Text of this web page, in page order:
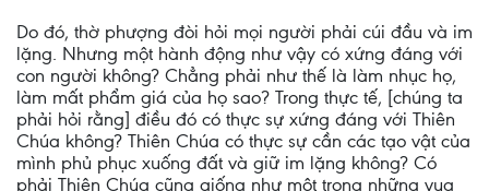
Do đó, thờ phượng đòi hỏi mọi người phải cúi đầu và im
lặng. Nhưng một hành động như vậy có xứng đáng với
con người không? Chẳng phải như thế là làm nhục họ,
làm mất phẩm giá của họ sao? Trong thực tế, [chúng ta
phải hỏi rằng] điều đó có thực sự xứng đáng với Thiên
Chúa không? Thiên Chúa có thực sự cần các tạo vật của
mình phủ phục xuống đất và giữ im lặng không? Có
phải Thiên Chúa cũng giống như một trong những vua